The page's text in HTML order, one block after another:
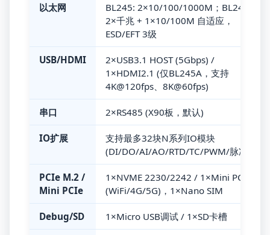
以太网
BL245: 2×10/100/1000M；BL245A:
2×千兆 + 1×10/100M 自适应，
ESD/EFT 3级
USB/HDMI
2×USB3.1 HOST (5Gbps) /
1×HDMI2.1 (仅BL245A，支持
4K@120fps、8K@60fps)
串口 2×RS485 (X90板，默认)
IO扩展
支持最多32块N系列IO模块
(DI/DO/AI/AO/RTD/TC/PWM/脉冲)
PCIe M.2 /
Mini PCIe
1×NVME 2230/2242 / 1×Mini PCIe
(WiFi/4G/5G)，1×Nano SIM
Debug/SD 1×Micro USB调试 / 1×SD卡槽